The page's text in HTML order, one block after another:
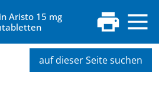
Aristo 15 mg
auf dieser Seite suchen